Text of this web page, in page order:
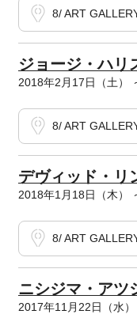
8/ ART
ジョージ・ハリ
2018年2月17日（土）
8/ ART
デヴィッド・リ
2018年1月18日（木）
8/ ART
ニシジマ・アツ
2017年11月22日（水